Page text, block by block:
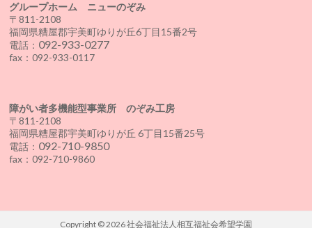
グループホーム ニューのぞみ
〒811-2108
福岡県糟屋郡宇美町ゆりが丘6丁目15番2号
電話： 092-933-0277
fax：092-933-0117
障がい者多機能型事業所 のぞみ工房
〒811-2108
福岡県糟屋郡宇美町ゆりが丘 6丁目15番25号
電話： 092-710-9850
fax：092-710-9860
Copyright © 2026社会福祉法人相互福祉会希望学園